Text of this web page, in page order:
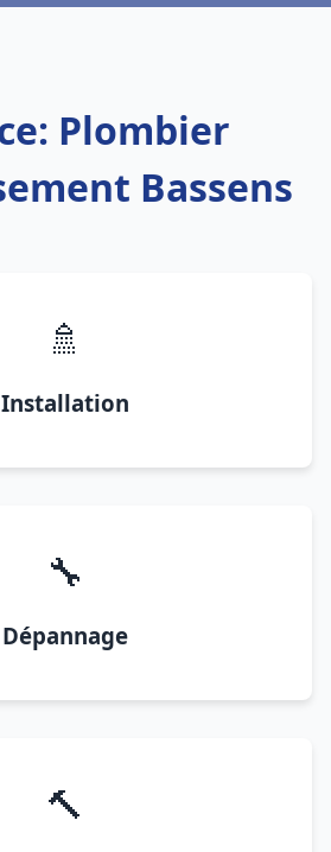
Plombier
Bassens
🚿
Installation
🔧
Dépannage
🔨